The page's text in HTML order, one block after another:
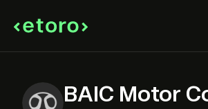
BAIC Motor